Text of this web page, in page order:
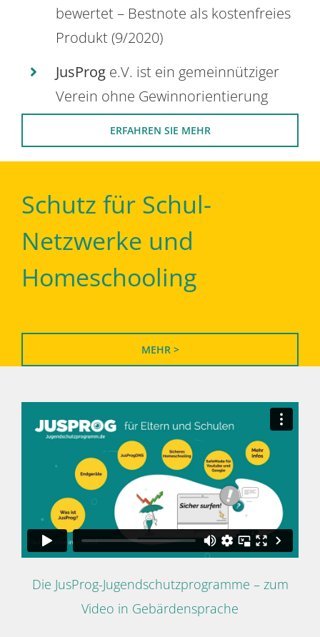
bewertet – Bestnote als kostenfreies
Produkt (9/2020)
JusProg e.V. ist ein gemeinnütziger
Verein ohne Gewinnorientierung
ERFAHREN SIE MEHR
Schutz für Schul-
Netzwerke und
Homeschooling
MEHR >
Die JusProg-Jugendschutzprogramme – zum
Video in Gebärdensprache